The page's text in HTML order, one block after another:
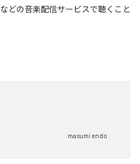
などの音楽配信サービスで聴くこと
masumi endo